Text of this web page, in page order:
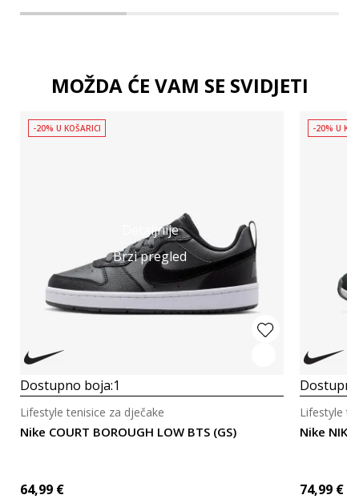
MOŽDA ĆE VAM SE SVIDJETI
Detaljnije
Brzi pregled
-20% U KOŠARICI
Dostupno boja:1
Nike COURT BOROUGH LOW BTS (GS)
Lifestyle tenisice za dječake
64,99 €
-20% U
Nike NIKE
Lifestyle
74,99 €